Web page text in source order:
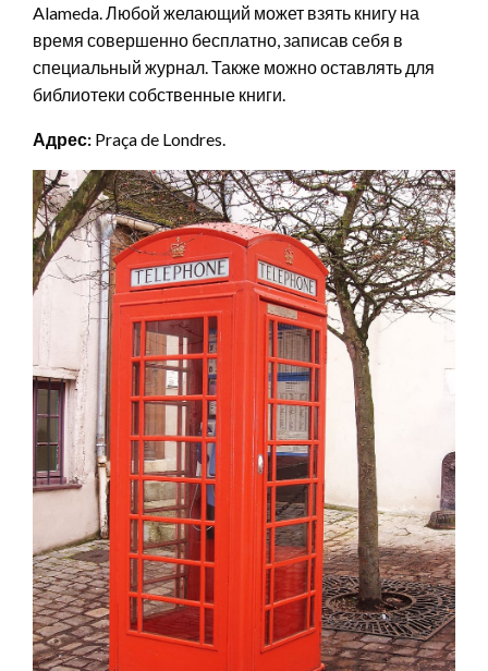
Alameda. Любой желающий может взять книгу на
время совершенно бесплатно, записав себя в
специальный журнал. Также можно оставлять для
библиотеки собственные книги.
Адрес: Praça de Londres.